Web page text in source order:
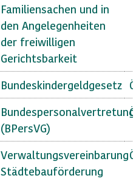
Familiensachen und in
den Angelegenheiten
der freiwilligen
Gerichtsbarkeit
Bundeskindergeldgesetz
(BPersVG)
Verwaltungsvereinbarung
Städtebauförderung